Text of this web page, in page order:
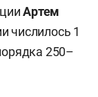
Артем
числилось 1
250–